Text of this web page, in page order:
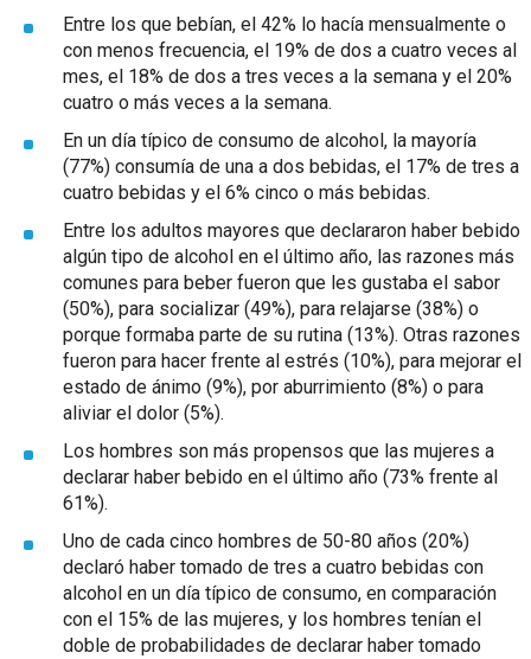
Entre los que bebían, el 42% lo hacía mensualmente o
con menos frecuencia, el 19% de dos a cuatro veces al
mes, el 18% de dos a tres veces a la semana y el 20%
cuatro o más veces a la semana.
En un día típico de consumo de alcohol, la mayoría
(77%) consumía de una a dos bebidas, el 17% de tres a
cuatro bebidas y el 6% cinco o más bebidas.
Entre los adultos mayores que declararon haber bebido
algún tipo de alcohol en el último año, las razones más
comunes para beber fueron que les gustaba el sabor
(50%), para socializar (49%), para relajarse (38%) o
porque formaba parte de su rutina (13%). Otras razones
fueron para hacer frente al estrés (10%), para mejorar el
estado de ánimo (9%), por aburrimiento (8%) o para
aliviar el dolor (5%).
Los hombres son más propensos que las mujeres a
declarar haber bebido en el último año (73% frente al
61%).
Uno de cada cinco hombres de 50-80 años (20%)
declaró haber tomado de tres a cuatro bebidas con
alcohol en un día típico de consumo, en comparación
con el 15% de las mujeres, y los hombres tenían el
doble de probabilidades de declarar haber tomado